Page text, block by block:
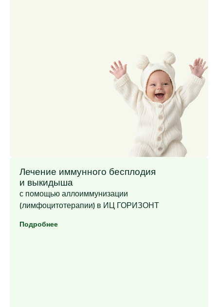
Лечение иммунного бесплодия
и выкидыша
с помощью аллоиммунизации
(лимфоцитотерапии) в ИЦ ГОРИЗОНТ
Подробнее